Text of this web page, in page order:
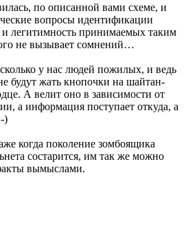
по описанной вами схеме, и
вопросы идентификации
и легитимность принимаемых таким
не вызывает сомнений…
у нас людей пожилых, и ведь
будут жать кнопочки на шайтан-
А велит оно в зависимости от
а информация поступает откуда, а
)
когда поколение зомбоящика
состарится, им так же можно
вымыслами.